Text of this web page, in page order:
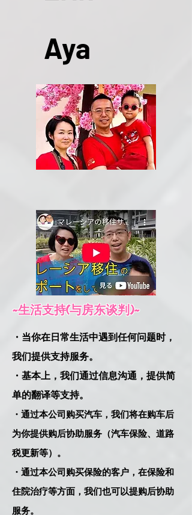
Aya
~生活支持(与房东谈判)~
・当你在日常生活中遇到任何问题时，
我们提供支持服务。
・基本上，我们通过信息沟通，提供简
单的翻译等支持。
・通过本公司购买汽车，我们将在购车后
为你提供购后协助服务（汽车保险、道路
税更新等）。
・通过本公司购买保险的客户，在保险和
住院治疗等方面，我们也可以提购后协助
服务。